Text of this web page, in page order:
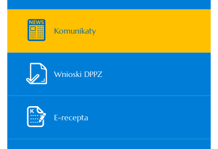
Komunikaty
Wnioski DPPZ
E-recepta